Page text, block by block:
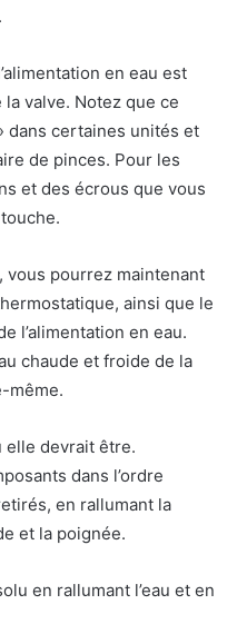
en eau est
valve. Notez que ce
dans certaines unités et
de pinces. Pour les
et des écrous que vous
vous pourrez maintenant
ainsi que le
l’alimentation en eau.
chaude et froide de la
même.
elle devrait être.
dans l’ordre
en rallumant la
et la poignée.
en rallumant l’eau et en